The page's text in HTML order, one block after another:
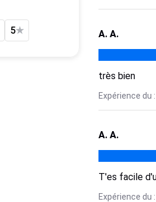
5★ A. A.
très bien
Expérience du
A. A.
T'es facile
Expérience du